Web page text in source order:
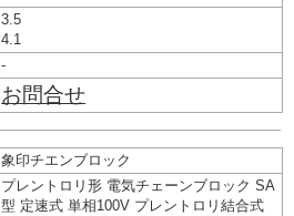
3.5
4.1
-
お問合せ
象印チエンブロック
プレントロリ形 電気チェーンブロック SA
型 定速式 単相100V プレントロリ結合式